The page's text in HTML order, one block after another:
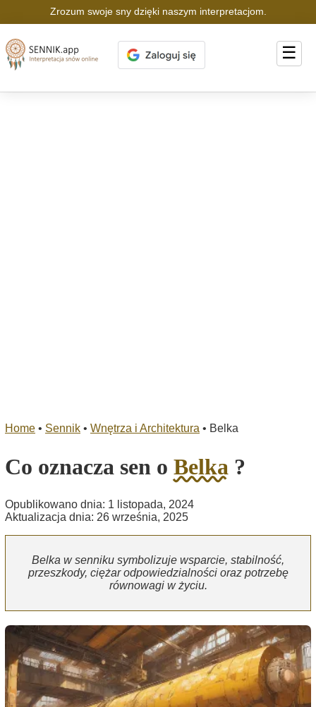
Zrozum swoje sny dzięki naszym interpretacjom.
☰
Home • Sennik • Wnętrza i Architektura • Belka
Co oznacza sen o Belka ?
Opublikowano dnia: 1 listopada, 2024
Aktualizacja dnia: 26 września, 2025
Belka w senniku symbolizuje wsparcie, stabilność,
przeszkody, ciężar odpowiedzialności oraz potrzebę
równowagi w życiu.